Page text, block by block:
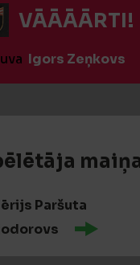
Igors Zeņkovs
Paršuta